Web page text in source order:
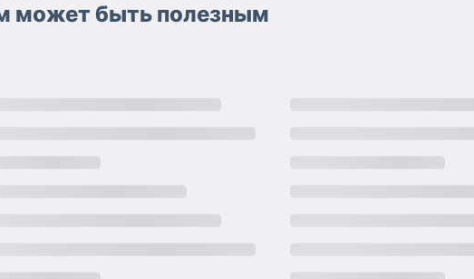
может быть полезным